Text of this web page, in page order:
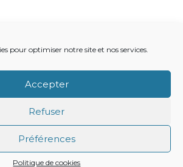
pour optimiser notre site et nos services.
Accepter
Refuser
Préférences
Politique de cookies
NOTRE ACTUALITÉ
CABINET
CONTACT
LÉGALES
CLASSE 7